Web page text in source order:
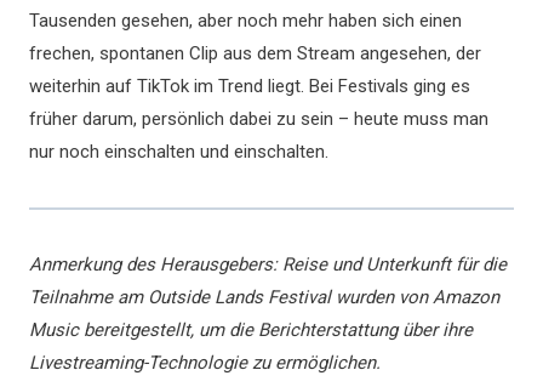
Tausenden gesehen, aber noch mehr haben sich einen
frechen, spontanen Clip aus dem Stream angesehen, der
weiterhin auf TikTok im Trend liegt. Bei Festivals ging es
früher darum, persönlich dabei zu sein – heute muss man
nur noch einschalten und einschalten.
Anmerkung des Herausgebers: Reise und Unterkunft für die
Teilnahme am Outside Lands Festival wurden von Amazon
Music bereitgestellt, um die Berichterstattung über ihre
Livestreaming-Technologie zu ermöglichen.